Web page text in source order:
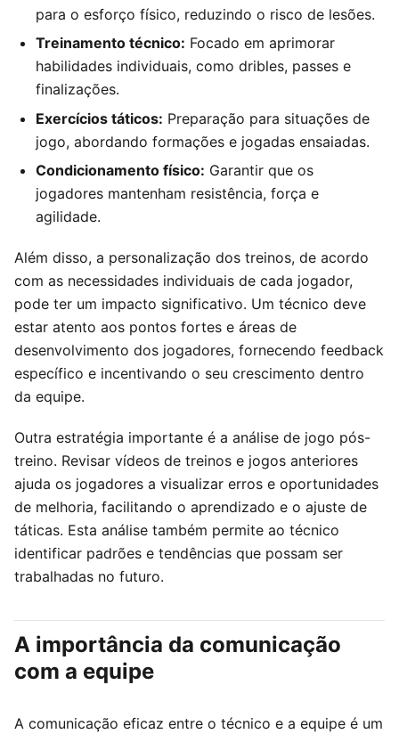
para o esforço físico, reduzindo o risco de lesões.
Treinamento técnico: Focado em aprimorar
habilidades individuais, como dribles, passes e
finalizações.
Exercícios táticos: Preparação para situações de
jogo, abordando formações e jogadas ensaiadas.
Condicionamento físico: Garantir que os
jogadores mantenham resistência, força e
agilidade.
Além disso, a personalização dos treinos, de acordo
com as necessidades individuais de cada jogador,
pode ter um impacto significativo. Um técnico deve
estar atento aos pontos fortes e áreas de
desenvolvimento dos jogadores, fornecendo feedback
específico e incentivando o seu crescimento dentro
da equipe.
Outra estratégia importante é a análise de jogo pós-
treino. Revisar vídeos de treinos e jogos anteriores
ajuda os jogadores a visualizar erros e oportunidades
de melhoria, facilitando o aprendizado e o ajuste de
táticas. Esta análise também permite ao técnico
identificar padrões e tendências que possam ser
trabalhadas no futuro.
A importância da comunicação
com a equipe
A comunicação eficaz entre o técnico e a equipe é um